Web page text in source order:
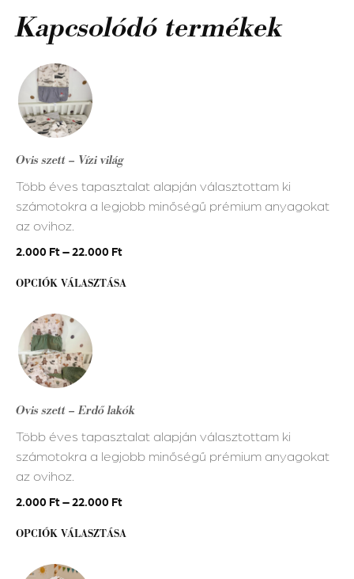
Kapcsolódó termékek
Ovis szett – Vízi világ
Több éves tapasztalat alapján választottam ki
számotokra a legjobb minőségű prémium anyagokat
az ovihoz.
2.000 Ft–22.000 Ft
OPCIÓK VÁLASZTÁSA
Ennek
a
terméknek
több
van.
A
változatok
a
termékoldalon
ki
Ovis szett – Erdő lakók
Több éves tapasztalat alapján választottam ki
számotokra a legjobb minőségű prémium anyagokat
az ovihoz.
2.000 Ft–22.000 Ft
OPCIÓK VÁLASZTÁSA
Ennek
a
terméknek
több
van.
A
változatok
a
termékoldalon
ki
Ennek